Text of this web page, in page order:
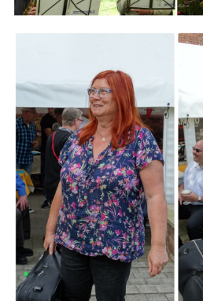
Branding